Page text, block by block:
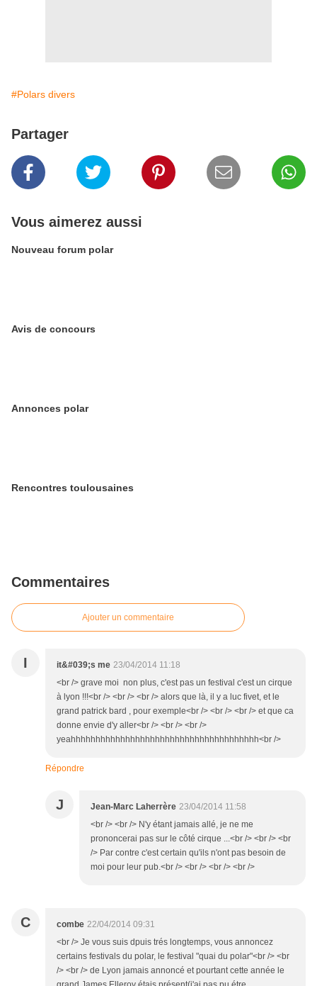
#Polars divers
Partager
Vous aimerez aussi
Nouveau forum polar
Avis de concours
Annonces polar
Rencontres toulousaines
Commentaires
Ajouter un commentaire
I it&#039;s me 23/04/2014 11:18
<br /> grave moi non plus, c'est pas un festival c'est un cirque
à lyon !!!<br /> <br /> <br /> alors que là, il y a luc fivet, et le
grand patrick bard , pour exemple<br /> <br /> <br /> et que ca
donne envie d'y aller<br /> <br /> <br />
yeahhhhhhhhhhhhhhhhhhhhhhhhhhhhhhhhhhhhhh<br />
Répondre
J Jean-Marc Laherrère 23/04/2014 11:58
<br /> <br /> N'y étant jamais allé, je ne me
prononcerai pas sur le côté cirque ...<br /> <br /> <br
/> Par contre c'est certain qu'ils n'ont pas besoin de
moi pour leur pub.<br /> <br /> <br /> <br />
C combe 22/04/2014 09:31
<br /> Je vous suis dpuis trés longtemps, vous annoncez
certains festivals du polar, le festival "quai du polar"<br /> <br
/> <br /> de Lyon jamais annoncé et pourtant cette année le